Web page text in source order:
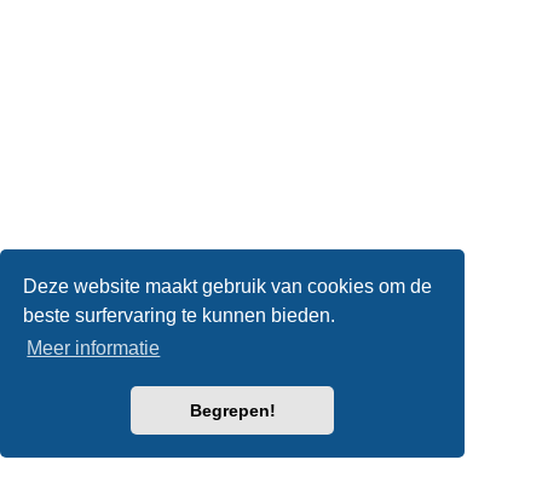
Deze website maakt gebruik van cookies om de
beste surfervaring te kunnen bieden.
Meer informatie
Begrepen!